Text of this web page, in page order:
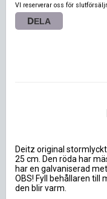
VI reserverar oss för
DELA
Deitz original
25 cm. Den röda har
har en galvaniserad
OBS! Fyll behållaren till
den blir varm.